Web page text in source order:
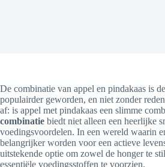
De combinatie van appel en pindakaas is
populairder geworden, en niet zonder
af: is appel met pindakaas een slimme
combinatie biedt niet alleen een heerlijke
voedingsvoordelen. In een wereld waarin
belangrijker worden voor een actieve
uitstekende optie om zowel de honger te
essentiële voedingsstoffen te voorzien.